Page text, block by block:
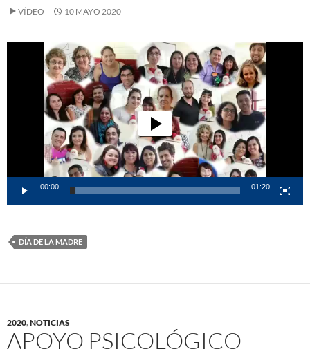
VÍDEO 10 MAYO 2020
Reproductor
00:00 01:20
DÍA DE LA MADRE
2020,NOTICIAS
APOYO PSICOLÓGICO